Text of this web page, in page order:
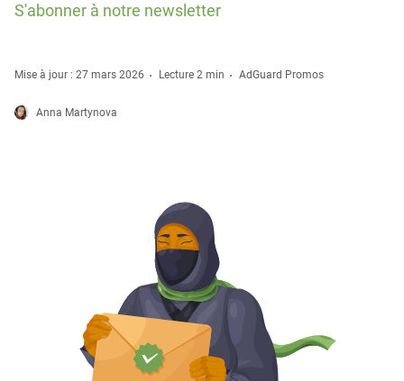
S'abonner à notre newsletter
Mise à jour : 27 mars 2026 Lecture 2 min AdGuard Promos
Anna Martynova